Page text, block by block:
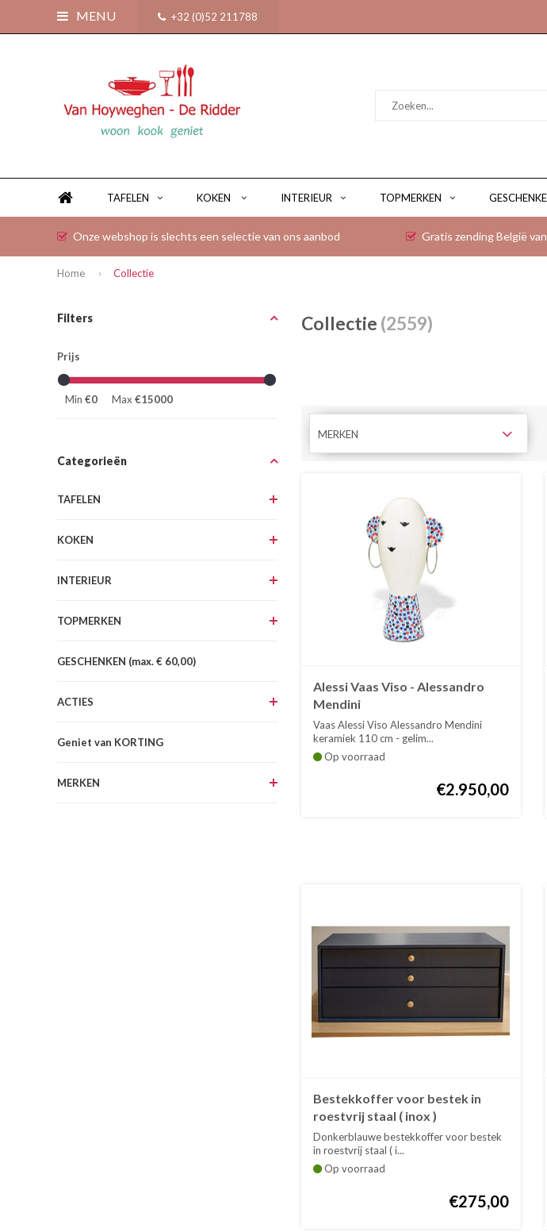
MENU +32 (0)52 211788
TAFELEN KOKEN INTERIEUR TOPMERKEN
Onze webshop is slechts een selectie van ons aanbod Gratis zending België
Home Collectie
Filters
Prijs
Min €0 Max €15000
Categorieën
TAFELEN
KOKEN
INTERIEUR
TOPMERKEN
GESCHENKEN (max. € 60,00)
ACTIES
Geniet van KORTING
MERKEN
Collectie (2559)
MERKEN
Alessi Vaas Viso - Alessandro
Mendini
Vaas Alessi Viso Alessandro Mendini
keramiek 110 cm - gelim...
Op voorraad
€2.950,00
Bestekkoffer voor bestek in
roestvrij staal ( inox )
Donkerblauwe bestekkoffer voor bestek
in roestvrij staal ( i...
Op voorraad
€275,00